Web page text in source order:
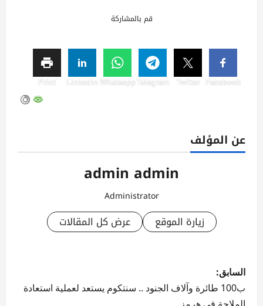
قم بالمشاركة
Facebook
Twitter
Telegram
Whatsapp
Linkedin
Print
عن المؤلف
admin admin
Administrator
زيارة الموقع عرض كل المقالات
ت
ص
السابق:
ب100 طائرة وآلاف الجنود .. سنتكوم يستعد لعملية استعادة
الملاحة في هرمز